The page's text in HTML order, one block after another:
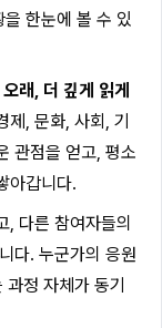
한눈에 볼 수 있
래, 더 깊게 읽게
제, 문화, 사회, 기
관점을 얻고, 평소
아갑니다.
, 다른 참여자들의
다. 누군가의 응원
정 자체가 동기